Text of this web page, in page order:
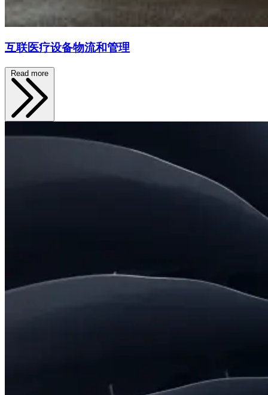
互联医疗设备物流和管理
Read more